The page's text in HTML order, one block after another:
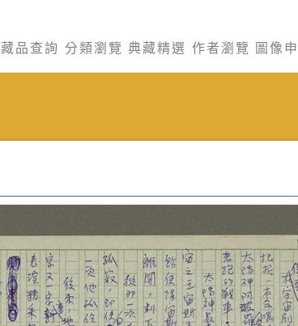
藏品查詢 分類瀏覽 典藏精選 作者瀏覽 圖像